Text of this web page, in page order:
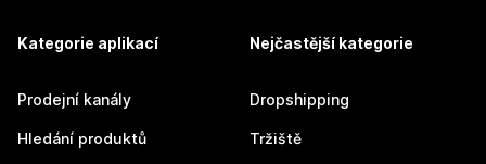
Kategorie aplikací
Prodejní kanály
Hledání produktů
Nejčastější kategorie
Dropshipping
Tržiště